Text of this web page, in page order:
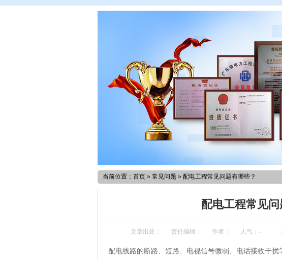
当前位置： 首页 » 常见问题 » 配电工程常见问题有哪些？
配电工程常见问
文章出处： 责任编辑： 作者： 人气： -
配电线路的断路、短路、电视信号微弱、电话接收干扰